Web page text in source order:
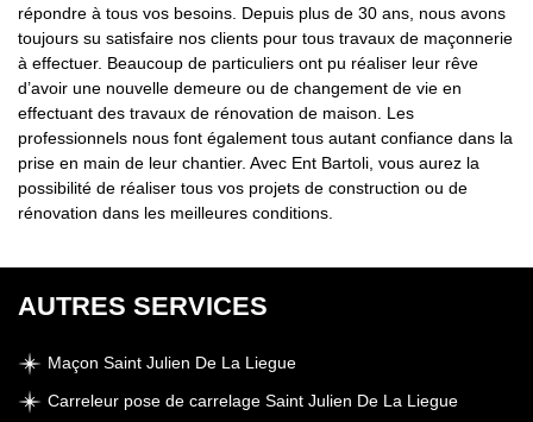
répondre à tous vos besoins. Depuis plus de 30 ans, nous avons
toujours su satisfaire nos clients pour tous travaux de maçonnerie
à effectuer. Beaucoup de particuliers ont pu réaliser leur rêve
d’avoir une nouvelle demeure ou de changement de vie en
effectuant des travaux de rénovation de maison. Les
professionnels nous font également tous autant confiance dans la
prise en main de leur chantier. Avec Ent Bartoli, vous aurez la
possibilité de réaliser tous vos projets de construction ou de
rénovation dans les meilleures conditions.
AUTRES SERVICES
Maçon Saint Julien De La Liegue
Carreleur pose de carrelage Saint Julien De La Liegue